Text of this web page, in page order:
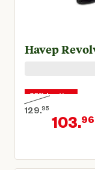
Havep
20% korting
129.95
Oorspronkelijke
103.96